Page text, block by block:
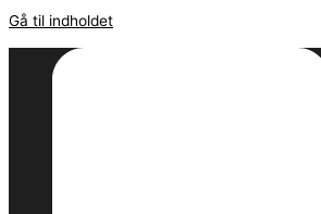
Gå til indholdet